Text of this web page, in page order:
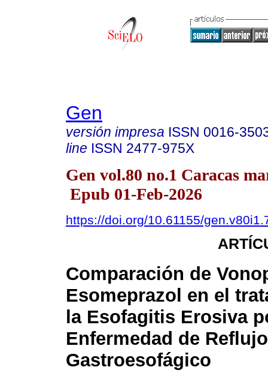
Gen
versión impresa ISSN 0016-
line ISSN 2477-975X
Gen vol.80 no.1 Caracas
Epub 01-Feb-2026
https://doi.org/10.61155/
Comparación de
Esomeprazol en el
la Esofagitis Erosiva
Enfermedad de Reflujo
Gastroesofágico